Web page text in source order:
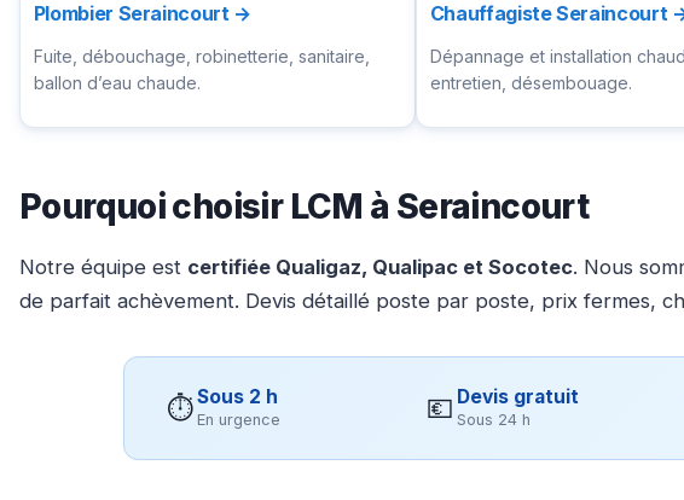
Plombier Seraincourt →
Fuite, débouchage, robinetterie, sanitaire,
ballon d’eau chaude.
Chauffagiste Seraincourt
Dépannage et installation
entretien, désembouage.
Pourquoi choisir LCM à Seraincourt
Notre équipe est certifiée Qualigaz, Qualipac et Socotec. Nous
de parfait achèvement. Devis détaillé poste par poste, prix fermes,
⏱Sous 2 h
En urgence 💶 Devis gratuit
Sous 24 h